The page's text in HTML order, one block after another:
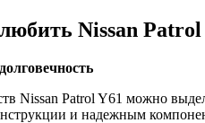
Nissan Patrol
Nissan Patrol Y61 можно
и надежным